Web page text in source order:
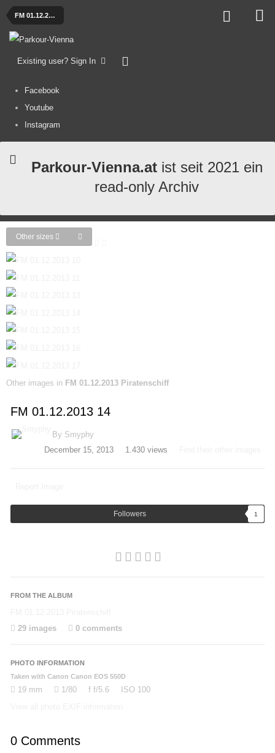
FM 01.12.2013 Piratenschiff
Existing user? Sign In
Facebook
Youtube
Instagram
Parkour-Vienna.atist seit 2021 ein
read-only Archiv
Other sizes
Other images in FM 01.12.2013 Piratenschiff
FM 01.12.2013 14
By Smyphy
December 15, 2013
1.430 views
Followers 1
FROM THE ALBUM
29 images
0 comments
PHOTO INFORMATION
Taken with Canon Canon EOS 550D
19 mm 1/80 f f/5.6 ISO 100
0 Comments